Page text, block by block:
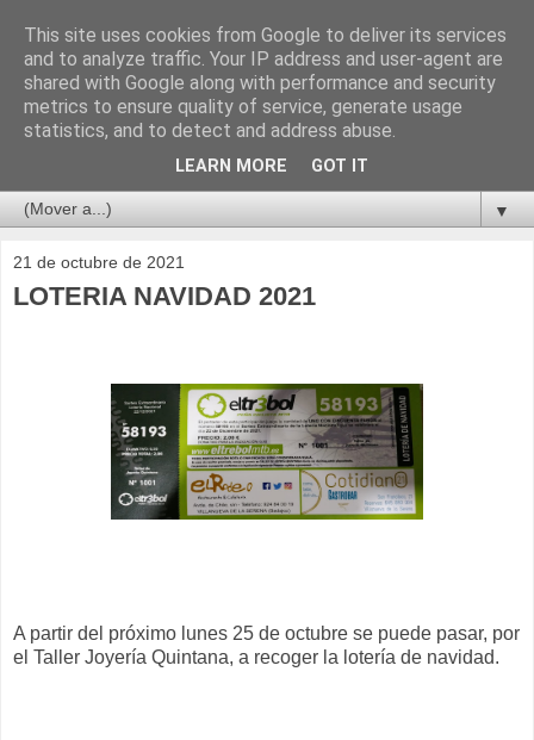
▼
21 de octubre de 2021
LOTERIA NAVIDAD 2021
A partir del próximo lunes 25 de octubre se puede pasar, por
el Taller Joyería Quintana, a recoger la lotería de navidad.
This site uses cookies from Google to deliver its services
and to analyze traffic. Your IP address and user-agent are
shared with Google along with performance and security
metrics to ensure quality of service, generate usage
statistics, and to detect and address abuse.
LEARN MORE GOT IT